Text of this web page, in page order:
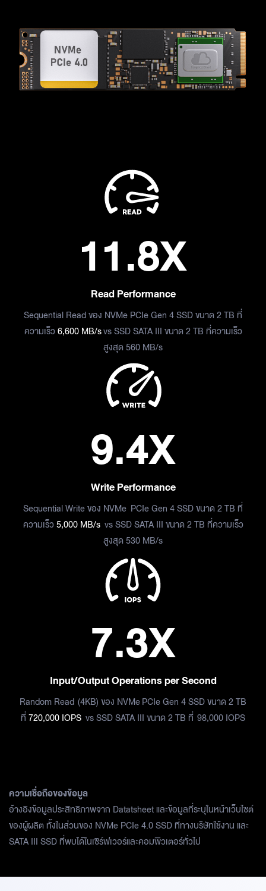
Read Performance
11.8X
Sequential Read ของ NVMe PCIe Gen 4 SSD ขนาด 2 TB ที่
ความเร็ว6,600 MB/svs SSD SATA III ขนาด 2 TB ที่ความเร็ว
สูงสุด 560 MB/s
Write Performance
9.4X
Sequential Write ของ NVMe PCIe Gen 4 SSD ขนาด 2 TB ที่
ความเร็ว5,000 MB/svs SSD SATA III ขนาด 2 TB ที่ความเร็ว
สูงสุด 530 MB/s
Input/Output Operations per Second​
7.3X
Random Read (4KB) ของ NVMe PCIe Gen 4 SSD ขนาด 2 TB
ที่720,000 IOPS vs SSD SATA III ขนาด 2 TB ที่ 98,000 IOPS
ความเชื่อถือของข้อมูล
อ้างอิงข้อมูลประสิทธิภาพจาก Datatsheet และข้อมูลที่ระบุในหน้าเว็บไซต์
ของผู้ผลิต ทั้งในส่วนของ NVMe PCIe 4.0 SSD ที่ทางบริษัทใช้งาน และ
SATA III SSD ที่พบได้ในเซิร์ฟเวอร์และคอมพิวเตอร์ทั่วไป